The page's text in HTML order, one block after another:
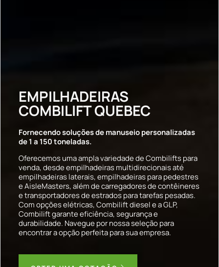
EMPILHADEIRAS
COMBILIFT QUEBEC
Fornecendo soluções de manuseio personalizadas
de 1 a 150 toneladas.
Oferecemos uma ampla variedade de Combilifts para
venda, desde empilhadeiras multidirecionais até
empilhadeiras laterais, empilhadeiras para pedestres
e AisleMasters, além de carregadores de contêineres
e transportadores de estrados para tarefas pesadas.
Com opções elétricas, Combilift diesel e a GLP,
Combilift garante eficiência, segurança e
durabilidade. Navegue por nossa seleção para
encontrar a opção perfeita para sua empresa.